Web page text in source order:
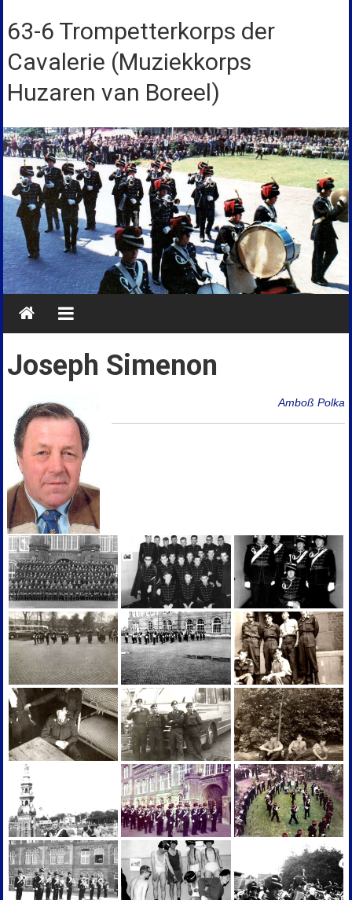
naar
de
inhoud
63-6 Trompetterkorps der
Cavalerie (Muziekkorps
Huzaren van Boreel)
Joseph Simenon
Amboß Polka